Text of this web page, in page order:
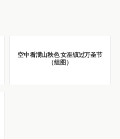
空中看满山秋色 女巫镇过万圣节
（组图）